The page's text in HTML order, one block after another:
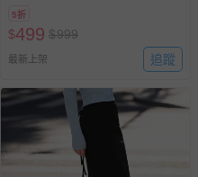
5折
$499 $999
最新上架 追蹤